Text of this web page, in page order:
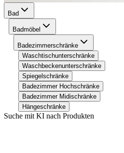
Bad
Badmöbel
Badezimmerschränke
Waschtischunterschränke
Waschbeckenunterschränke
Spiegelschränke
Badezimmer Hochschränke
Badezimmer Midischränke
Hängeschränke
Suche mit KI nach Produkten